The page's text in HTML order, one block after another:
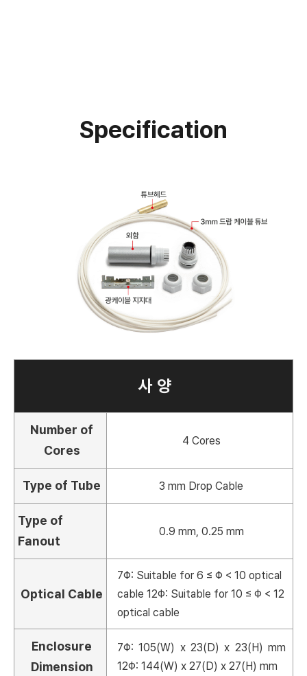
Specification
사 양
Number of
Cores
4 Cores
Type of Tube 3 mm Drop Cable
Type of
Fanout
0.9 mm, 0.25 mm
Optical Cable
7Φ: Suitable for 6 ≤ Φ < 10 optical
cable 12Φ: Suitable for 10 ≤ Φ < 12
optical cable
Enclosure
Dimension
7Φ: 105(W) x 23(D) x 23(H) mm
12Φ: 144(W) x 27(D) x 27(H) mm